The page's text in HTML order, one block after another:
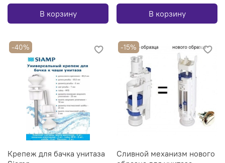
В корзину В корзину
-40%
Крепеж для бачка унитаза
-15%
Сливной механизм нового